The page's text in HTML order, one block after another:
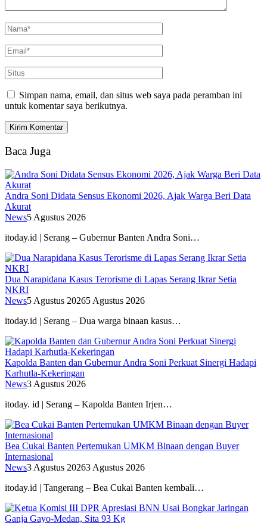
Simpan nama, email, dan situs web saya pada peramban ini
untuk komentar saya berikutnya.
Baca Juga
Andra Soni Didata Sensus Ekonomi 2026, Ajak Warga Beri Data
Akurat
News5 Agustus 2026
itoday.id | Serang – Gubernur Banten Andra Soni…
Dua Narapidana Kasus Terorisme di Lapas Serang Ikrar Setia
NKRI
News5 Agustus 20265 Agustus 2026
itoday.id | Serang – Dua warga binaan kasus…
Kapolda Banten dan Gubernur Andra Soni Perkuat Sinergi Hadapi
Karhutla-Kekeringan
News3 Agustus 2026
itoday. id | Serang – Kapolda Banten Irjen…
Bea Cukai Banten Pertemukan UMKM Binaan dengan Buyer
Internasional
News3 Agustus 20263 Agustus 2026
itoday.id | Tangerang – Bea Cukai Banten kembali…